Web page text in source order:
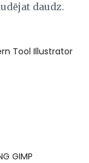
daudz.
Tool Illustrator
GIMP